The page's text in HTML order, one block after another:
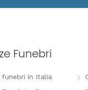
Funebri
funebri in Italia